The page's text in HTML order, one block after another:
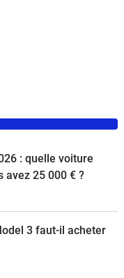
: quelle voiture
avez 25 000 € ?
3 faut-il acheter